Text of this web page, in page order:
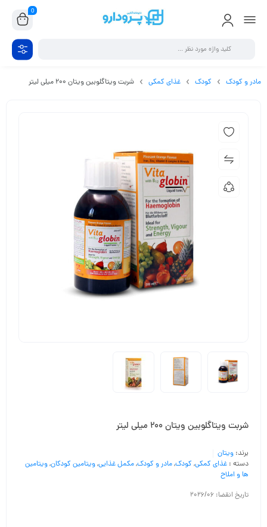
0
مادر و کودک کودک غذای کمکی شربت ویتاگلوبین ویتان 200 میلی لیتر
شربت ویتاگلوبین ویتان 200 میلی لیتر
برند: ویتان
دسته : غذای کمکی,کودک,مادر و کودک,مکمل غذایی,ویتامین کودکان,ویتامین
ها و املاح
تاریخ انقضا: 2026/06